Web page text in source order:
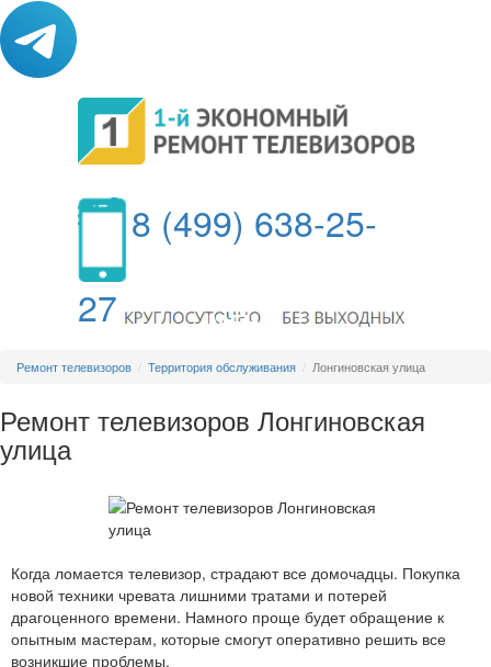
8 (499) 638-25-
27
МЕНЮ
Ремонт телевизоров Территория обслуживания Лонгиновская улица
Ремонт телевизоров Лонгиновская
улица
Когда ломается телевизор, страдают все домочадцы. Покупка
новой техники чревата лишними тратами и потерей
драгоценного времени. Намного проще будет обращение к
опытным мастерам, которые смогут оперативно решить все
возникшие проблемы.